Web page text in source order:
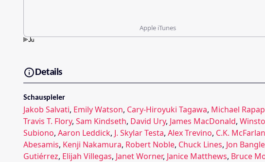
Apple iTunes
Details
Schauspieler
Jakob Salvati, Emily Watson, Cary-Hiroyuki Tagawa, Michael
Travis T. Flory, Sam Kindseth, David Ury, James MacDonald,
Subiono, Aaron Leddick, J. Skylar Testa, Alex Trevino, C.K.
Abesamis, Kenji Nakamura, Robert Noble, Chuck Lines, Jon Bangle
Gutiérrez, Elijah Villegas, Janet Worner, Janice Matthews, Bruce